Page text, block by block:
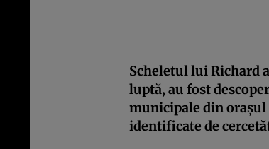
Scheletul lui Richard
luptă, au fost
municipale din oraşul
identificate de